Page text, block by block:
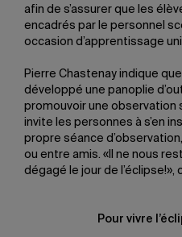
afin de s’assurer que les
encadrés par le personnel
occasion d’apprentissage
Pierre Chastenay indique
développé une panoplie
promouvoir une observation
invite les personnes à s’en
propre séance
ou entre amis. «Il ne nous
dégagé le jour de l’éclipse!»,
Pour vivre